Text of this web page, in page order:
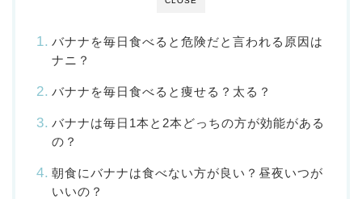
バナナを毎日食べると危険だと言われる原因は
ナニ？
バナナを毎日食べると痩せる？太る？
バナナは毎日1本と2本どっちの方が効能がある
の？
朝食にバナナは食べない方が良い？昼夜いつが
いいの？